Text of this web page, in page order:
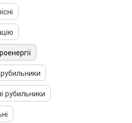
рубильники